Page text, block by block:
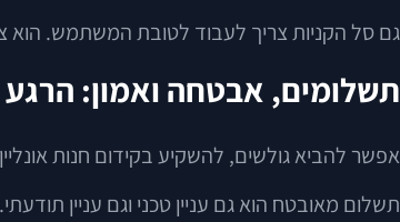
גם סל הקניות צריך לעבוד לטובת המשתמש. הוא
תשלומים, אבטחה ואמון:
אפשר להביא גולשים, להשקיע בקידום חנות
תשלום מאובטח הוא גם עניין טכני וגם עניין